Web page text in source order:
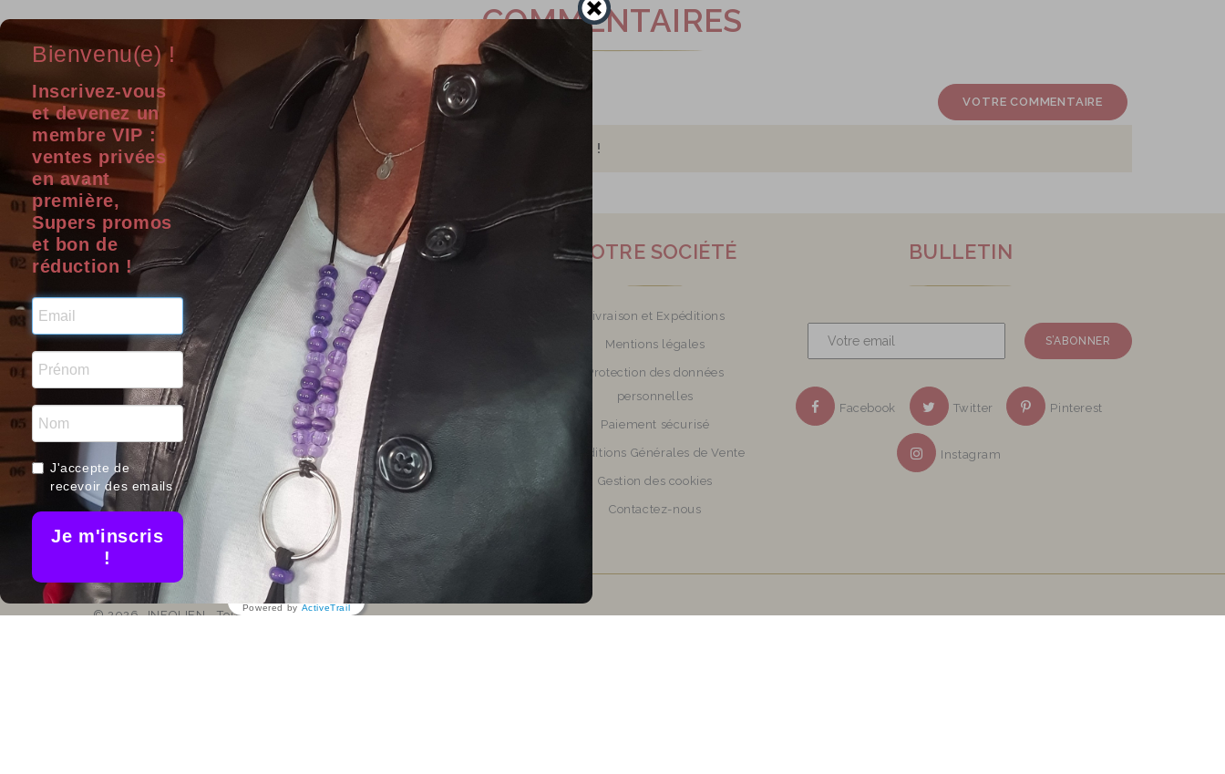
COMMENTAIRES
VOTRE COMMENTAIRE
Soyez la première personne à écrire un commentaire sur ce produit !
INFORMATIONS
Liloo Créations
41 rue magenta
84100 Orange
France
06 01 98 98 90
contact@liloo-creations.com
LILOO CRÉATIONS
Nouveaux produits
Nos meilleures ventes de
bijoux artisanaux en perles de
verre
Plan du site
NOTRE SOCIÉTÉ
Livraison et Expéditions
Mentions légales
Protection des données
personnelles
Paiement sécurisé
Conditions Générales de Vente
Gestion des cookies
Contactez-nous
BULLETIN
Facebook Twitter Pinterest
Instagram
© 2026 -INFOLIEN - Tous droits réservés.
Bienvenu(e) !
Inscrivez-vous
et devenez un
membre VIP :
ventes privées
en avant
première,
Supers promos
et bon de
réduction !
J'accepte de
recevoir des emails
Je m'inscris
!
Powered by ActiveTrail